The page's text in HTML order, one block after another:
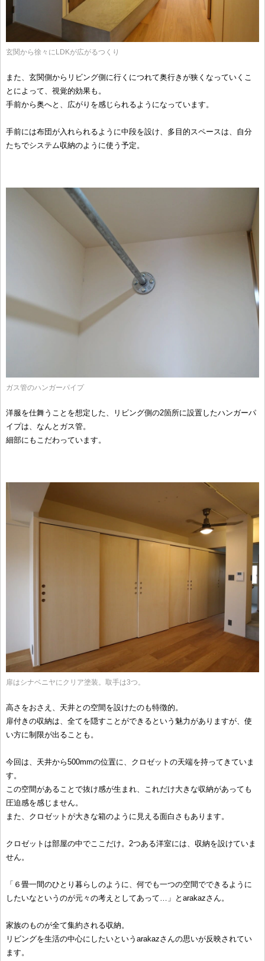
玄関から徐々にLDKが広がるつくり
また、玄関側からリビング側に行くにつれて奥行きが狭くなっていくこ
とによって、視覚的効果も。
手前から奥へと、広がりを感じられるようになっています。
手前には布団が入れられるように中段を設け、多目的スペースは、自分
たちでシステム収納のように使う予定。
ガス管のハンガーパイプ
洋服を仕舞うことを想定した、リビング側の2箇所に設置したハンガーパ
イプは、なんとガス管。
細部にもこだわっています。
扉はシナベニヤにクリア塗装。取手は3つ。
高さをおさえ、天井との空間を設けたのも特徴的。
扉付きの収納は、全てを隠すことができるという魅力がありますが、使
い方に制限が出ることも。
今回は、天井から500mmの位置に、クロゼットの天端を持ってきていま
す。
この空間があることで抜け感が生まれ、これだけ大きな収納があっても
圧迫感を感じません。
また、クロゼットが大きな箱のように見える面白さもあります。
クロゼットは部屋の中でここだけ。2つある洋室には、収納を設けていま
せん。
「６畳一間のひとり暮らしのように、何でも一つの空間でできるように
したいなというのが元々の考えとしてあって…」とarakazさん。
家族のものが全て集約される収納。
リビングを生活の中心にしたいというarakazさんの思いが反映されてい
ます。